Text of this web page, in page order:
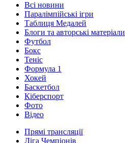
Всі новини
Паралімпійські ігри
Таблиця Медалей
Блоги та авторські матеріали
Футбол
Бокс
Теніс
Формула 1
Хокей
Баскетбол
Кіберспорт
Фото
Відео
Прямі трансляції
Ліга Чемпіонів